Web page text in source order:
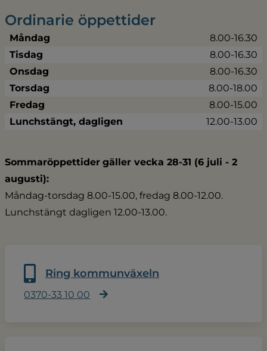
Ordinarie öppettider
Måndag
8.00-16.30
Tisdag
8.00-16.30
Onsdag
8.00-16.30
Torsdag
8.00-18.00
Fredag
8.00-15.00
Lunchstängt, dagligen
12.00-13.00
Sommaröppettider gäller vecka 28-31 (6 juli - 2
augusti):
Måndag-torsdag 8.00-15.00, fredag 8.00-12.00.
Lunchstängt dagligen 12.00-13.00.
Ring kommunväxeln
0370-33 10 00